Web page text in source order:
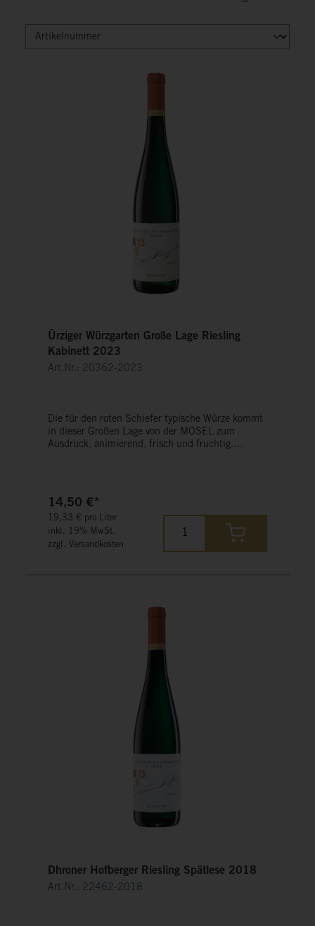
Ürziger Würzgarten Große Lage Riesling
Kabinett 2023
Art.Nr.: 20362-2023
Die für den roten Schiefer typische Würze kommt
in dieser Großen Lage von der MOSEL zum
Ausdruck, animierend, frisch und fruchtig.
14,50 €*
19,33 € pro Liter
inkl. 19% MwSt.
zzgl. Versandkosten
Dhroner Hofberger Riesling Spätlese 2018
Art.Nr.: 22462-2018